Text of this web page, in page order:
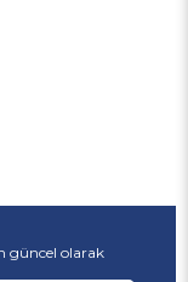
güncel olarak